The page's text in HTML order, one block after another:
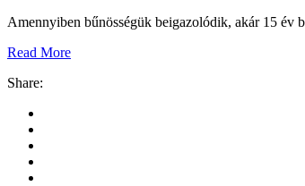
Amennyiben bűnösségük beigazolódik, akár 15 év
Read More
Share: